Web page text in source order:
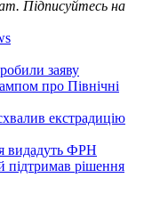
Підписуйтесь на
заяву
про Північні
екстрадицію
видадуть ФРН
підтримав рішення